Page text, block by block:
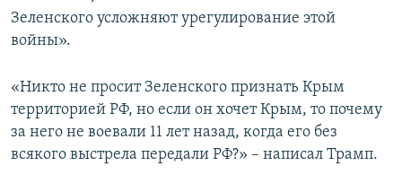
Зеленского усложняют урегулирование этой
войны».
«Никто не просит Зеленского признать Крым
территорией РФ, но если он хочет Крым, то почему
за него не воевали 11 лет назад, когда его без
всякого выстрела передали РФ?» – написал Трамп.